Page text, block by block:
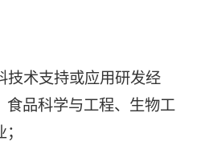
技术支持或应用研发经
食品科学与工程、生物工